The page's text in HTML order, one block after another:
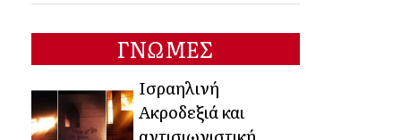
ΓΝΩΜΕΣ
Ισραηλινή
Ακροδεξιά και